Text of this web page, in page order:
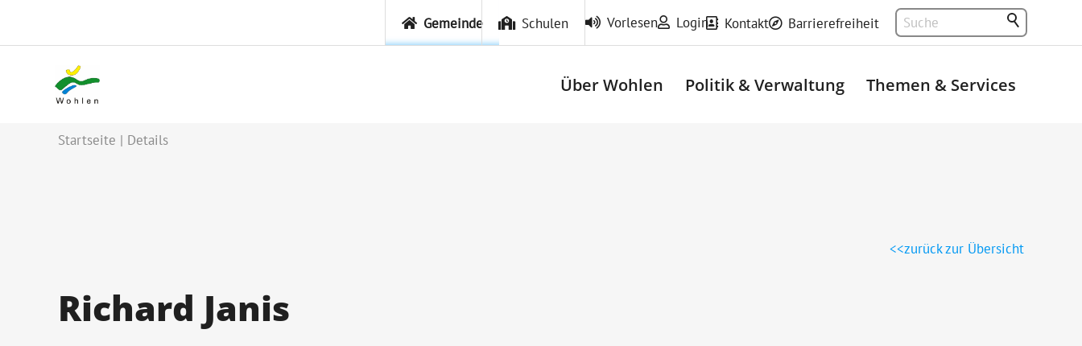
Barrierefreiheit
Kontakt
Login
Gemeinde Schulen Vorlesen
Über Wohlen Politik & Verwaltung Themen & Services
Startseite Details
zurück zur Übersicht
Richard Janis